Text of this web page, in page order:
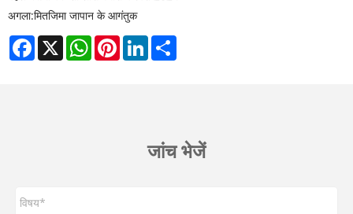
अगला:मितजिमा जापान के आगंतुक
Facebook
X WhatsAppPinterestLinkedIn
जांच भेजें